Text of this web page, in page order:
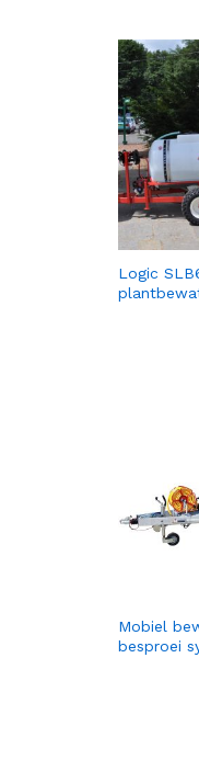
Logic
Mobiel
besproei